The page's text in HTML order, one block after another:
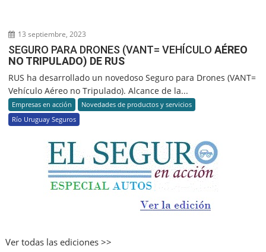
13 septiembre, 2023
SEGURO PARA DRONES (VANT= VEHÍCULOAÉREO
NO TRIPULADO) DE RUS
RUS ha desarrollado un novedoso Seguro para Drones (VANT=
Vehículo Aéreo no Tripulado). Alcance de la...
Empresas en acción
Novedades de productos y servicios
Río Uruguay Seguros
Ver todas las ediciones >>